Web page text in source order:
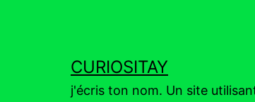
CURIOSITAY
j'écris ton nom. Un site